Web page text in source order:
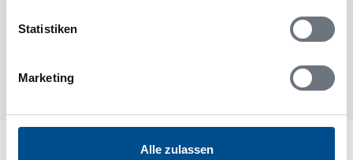
Statistiken
Marketing
Alle zulassen